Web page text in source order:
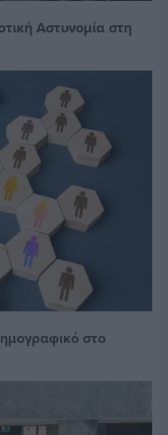
Αστυνομία στη
στο